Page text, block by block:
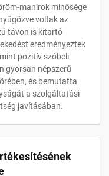
manirok minősége
voltak az
távon is kitartó
eredményeztek
pozitív szóbeli
gyorsan népszerű
és bemutatta
a szolgáltatási
javításában.